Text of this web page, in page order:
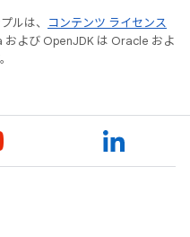
ルは、
コンテンツ ライセンス
および OpenJDK は Oracle およ